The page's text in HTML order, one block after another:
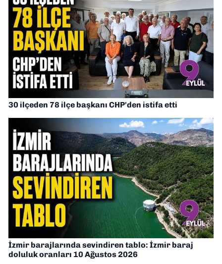
30 ilçeden 78 ilçe başkanı CHP'den istifa etti
İzmir barajlarında sevindiren tablo: İzmir baraj
doluluk oranları 10 Ağustos 2026